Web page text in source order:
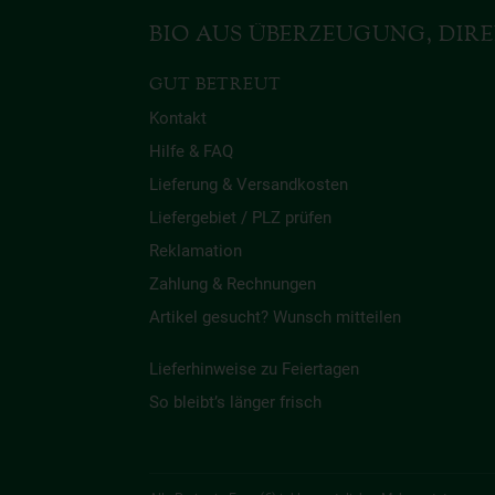
BIO AUS ÜBERZEUGUNG,
GUT BETREUT
Kontakt
Hilfe & FAQ
Lieferung & Versandkosten
Liefergebiet / PLZ prüfen
Reklamation
Zahlung & Rechnungen
Artikel gesucht? Wunsch mitteilen
Lieferhinweise zu Feiertagen
So bleibt’s länger frisch